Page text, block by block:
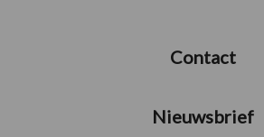
Contact
Nieuwsbrief